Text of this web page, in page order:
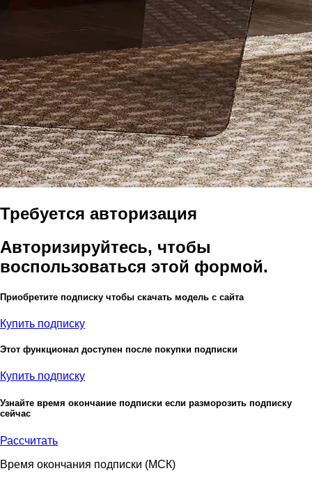
Требуется авторизация
Авторизируйтесь, чтобы
воспользоваться этой формой.
Приобретите подписку чтобы скачать модель с сайта
Купить подписку
Этот функционал доступен после покупки подписки
Купить подписку
Узнайте время окончание подписки если разморозить подписку
сейчас
Рассчитать
Время окончания подписки (МСК)